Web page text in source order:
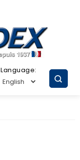
Language: